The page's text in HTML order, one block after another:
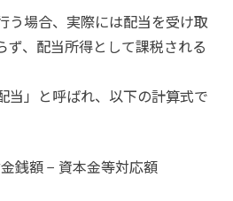
う場合、実際には配当を受け取
ず、配当所得として課税される
当」と呼ばれ、以下の計算式で
銭額 − 資本金等対応額